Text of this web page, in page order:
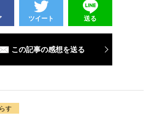
ツイート 送る
この記事の感想を送る
す